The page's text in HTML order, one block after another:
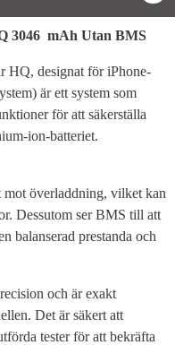
3046 mAh Utan BMS
HQ, designat för iPhone-
är ett system som
för att säkerställa
ion-batteriet.
mot överladdning, vilket kan
Dessutom ser BMS till att
balanserad prestanda och
och är exakt
Det är säkert att
tester för att bekräfta